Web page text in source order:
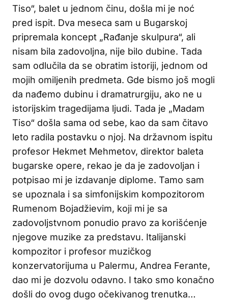
Tiso“, balet u jednom činu, došla mi je noć
pred ispit. Dva meseca sam u Bugarskoj
pripremala koncept „Rađanje skulpura“, ali
nisam bila zadovoljna, nije bilo dubine. Tada
sam odlučila da se obratim istoriji, jednom od
mojih omiljenih predmeta. Gde bismo još mogli
da nađemo dubinu i dramatrurgiju, ako ne u
istorijskim tragedijama ljudi. Tada je „Madam
Tiso“ došla sama od sebe, kao da sam čitavo
leto radila postavku o njoj. Na državnom ispitu
profesor Hekmet Mehmetov, direktor baleta
bugarske opere, rekao je da je zadovoljan i
potpisao mi je izdavanje diplome. Tamo sam
se upoznala i sa simfonijskim kompozitorom
Rumenom Bojadžievim, koji mi je sa
zadovoljstvnom ponudio pravo za korišćenje
njegove muzike za predstavu. Italijanski
kompozitor i profesor muzičkog
konzervatorijuma u Palermu, Andrea Ferante,
dao mi je dozvolu odavno. I tako smo konačno
došli do ovog dugo očekivanog trenutka…